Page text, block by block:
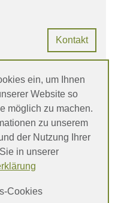
Kontakt
ein, um Ihnen
Website so
möglich zu machen.
zu unserem
der Nutzung Ihrer
in unserer
Cookies